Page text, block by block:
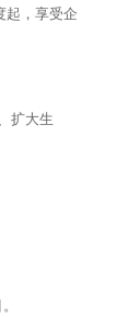
起，享受企
扩大生